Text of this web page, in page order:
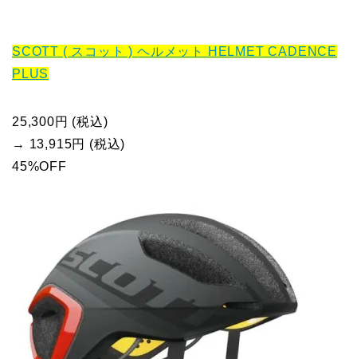
SCOTT ( スコット ) ヘルメット HELMET CADENCE
PLUS
25,300円 (税込)
→ 13,915円 (税込)
45%OFF